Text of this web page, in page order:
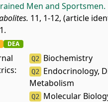
Men and Sportsmen.
11, 1-12, (article
DEA
Q2 Biochemistry
Q2 Endocrinology,
Metabolism
Q2 Molecular